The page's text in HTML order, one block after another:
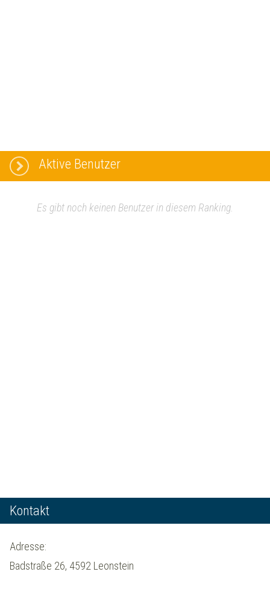
Aktive Benutzer
Es gibt noch keinen Benutzer in diesem Ranking.
Kontakt
Adresse:
Badstraße 26, 4592 Leonstein